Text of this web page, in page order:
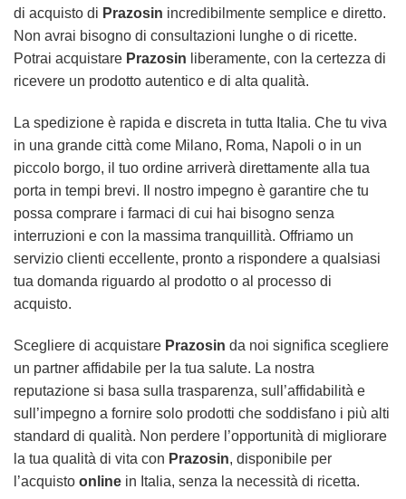
di acquisto di Prazosin incredibilmente semplice e diretto.
Non avrai bisogno di consultazioni lunghe o di ricette.
Potrai acquistare Prazosin liberamente, con la certezza di
ricevere un prodotto autentico e di alta qualità.
La spedizione è rapida e discreta in tutta Italia. Che tu viva
in una grande città come Milano, Roma, Napoli o in un
piccolo borgo, il tuo ordine arriverà direttamente alla tua
porta in tempi brevi. Il nostro impegno è garantire che tu
possa comprare i farmaci di cui hai bisogno senza
interruzioni e con la massima tranquillità. Offriamo un
servizio clienti eccellente, pronto a rispondere a qualsiasi
tua domanda riguardo al prodotto o al processo di
acquisto.
Scegliere di acquistare Prazosin da noi significa scegliere
un partner affidabile per la tua salute. La nostra
reputazione si basa sulla trasparenza, sull’affidabilità e
sull’impegno a fornire solo prodotti che soddisfano i più alti
standard di qualità. Non perdere l’opportunità di migliorare
la tua qualità di vita con Prazosin, disponibile per
l’acquisto online in Italia, senza la necessità di ricetta.